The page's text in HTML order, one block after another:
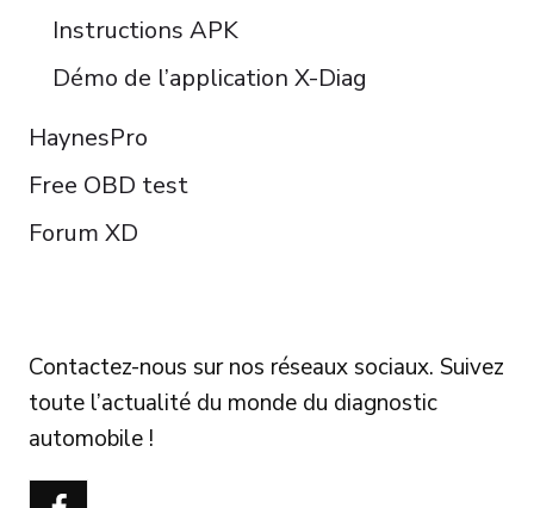
Instructions APK
Démo de l’application X-Diag
HaynesPro
Free OBD test
Forum XD
Contactez-nous sur nos réseaux sociaux. Suivez
toute l’actualité du monde du diagnostic
automobile !